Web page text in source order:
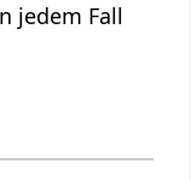
jedem Fall